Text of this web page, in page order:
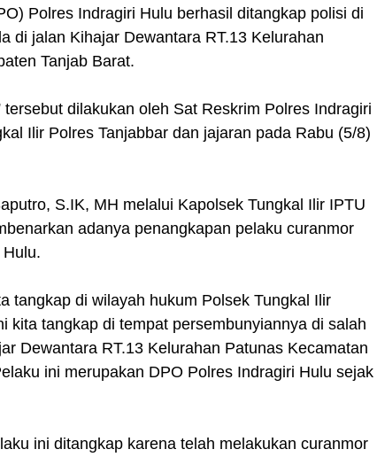
Polres Indragiri Hulu berhasil ditangkap polisi di
di jalan Kihajar Dewantara RT.13 Kelurahan
Tanjab Barat.
dilakukan oleh Sat Reskrim Polres Indragiri
Ilir Polres Tanjabbar dan jajaran pada Rabu (5/8)
S.IK, MH melalui Kapolsek Tungkal Ilir IPTU
adanya penangkapan pelaku curanmor
tangkap di wilayah hukum Polsek Tungkal Ilir
kita tangkap di tempat persembunyiannya di salah
Dewantara RT.13 Kelurahan Patunas Kecamatan
ini merupakan DPO Polres Indragiri Hulu sejak
ini ditangkap karena telah melakukan curanmor